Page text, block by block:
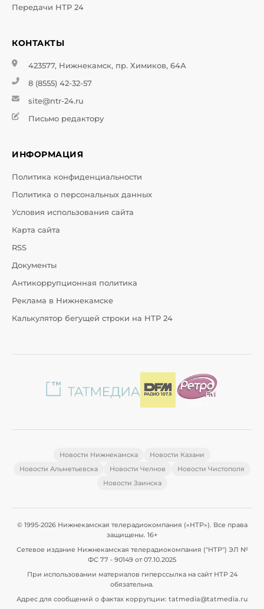
Передачи НТР 24
КОНТАКТЫ
423577, Нижнекамск, пр. Химиков, 64А
8 (8555) 42-32-57
site@ntr-24.ru
Письмо редактору
ИНФОРМАЦИЯ
Политика конфиденциальности
Политика о персональных данных
Условия использования сайта
Карта сайта
RSS
Документы
Антикоррупционная политика
Реклама в Нижнекамске
Калькулятор бегущей строки на НТР 24
Новости Нижнекамска
Новости Казани
Новости Альметьевска
Новости Челнов
Новости Чистополя
Новости Заинска
© 1995-2026 Нижнекамская телерадиокомпания («НТР»). Все права
защищены. 16+
Сетевое издание Нижнекамская телерадиокомпания ("НТР") ЭЛ №
ФС 77 - 90149 от 07.10.2025
При использовании материалов гиперссылка на сайт НТР 24
обязательна.
Адрес для сообщений о фактах коррупции: tatmedia@tatmedia.ru